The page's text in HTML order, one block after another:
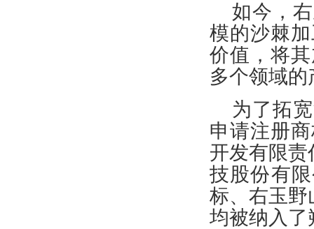
如今，
模的沙棘
价值，将
多个领域的
为了拓
申请注册
开发有限责
技股份有
标、右玉野
均被纳入了